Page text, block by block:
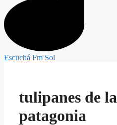
Escuchá Fm Sol
tulipanes de la
patagonia